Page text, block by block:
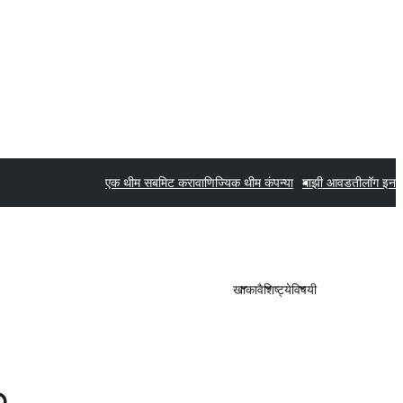
एक थीम सबमिट करावाणिज्यिक थीम कंपन्या माझी आवडतीलॉग इन
खाकावैशिष्ट्येविषयी